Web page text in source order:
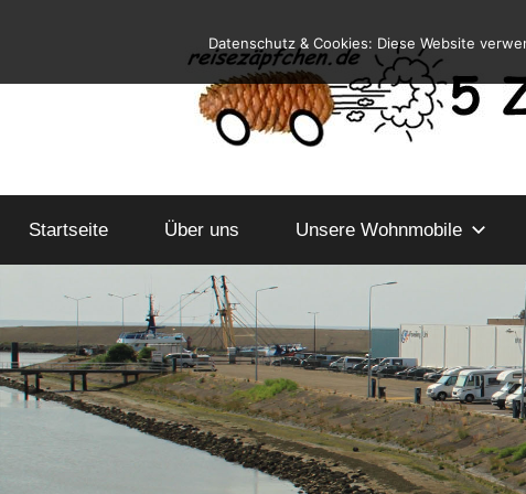
springen
Reiseblog
und
Leben
Wohnmobil
Startseite Über uns Unsere Wohnmobile
Datenschutz & Cookies: Diese Website